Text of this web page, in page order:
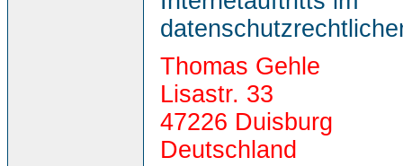
Thomas Gehle
Lisastr. 33
47226 Duisburg
Deutschland